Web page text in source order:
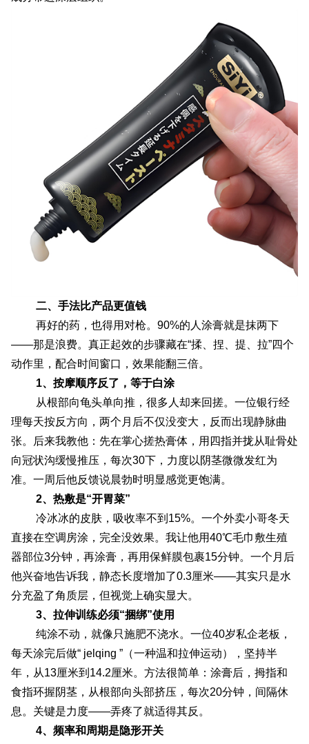
二、手法比产品更值钱
再好的药，也得用对枪。90%的人涂膏就是抹两下
——那是浪费。真正起效的步骤藏在“揉、捏、提、拉”四个
动作里，配合时间窗口，效果能翻三倍。
1、按摩顺序反了，等于白涂
从根部向龟头单向推，很多人却来回搓。一位银行经
理每天按反方向，两个月后不仅没变大，反而出现静脉曲
张。后来我教他：先在掌心搓热膏体，用四指并拢从耻骨处
向冠状沟缓慢推压，每次30下，力度以阴茎微微发红为
准。一周后他反馈说晨勃时明显感觉更饱满。
2、热敷是“开胃菜”
冷冰冰的皮肤，吸收率不到15%。一个外卖小哥冬天
直接在空调房涂，完全没效果。我让他用40℃毛巾敷生殖
器部位3分钟，再涂膏，再用保鲜膜包裹15分钟。一个月后
他兴奋地告诉我，静态长度增加了0.3厘米——其实只是水
分充盈了角质层，但视觉上确实显大。
3、拉伸训练必须“捆绑”使用
纯涂不动，就像只施肥不浇水。一位40岁私企老板，
每天涂完后做“ jelqing ”（一种温和拉伸运动），坚持半
年，从13厘米到14.2厘米。方法很简单：涂膏后，拇指和
食指环握阴茎，从根部向头部挤压，每次20分钟，间隔休
息。关键是力度——弄疼了就适得其反。
4、频率和周期是隐形开关